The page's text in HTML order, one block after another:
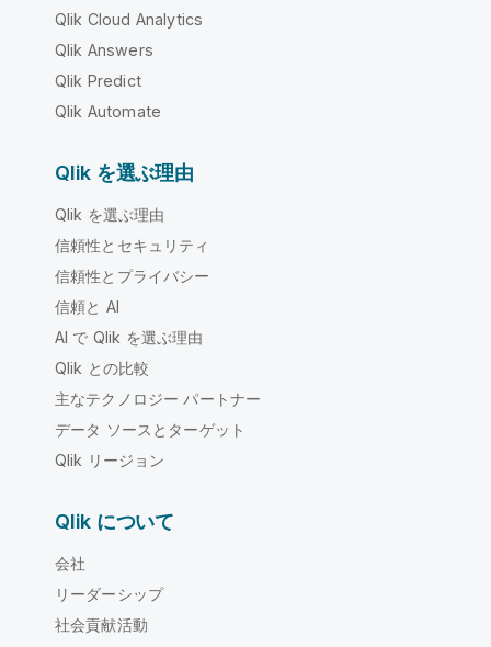
Qlik Cloud Analytics
Qlik Answers
Qlik Predict
Qlik Automate
Qlik を選ぶ理由
Qlik を選ぶ理由
信頼性とセキュリティ
信頼性とプライバシー
信頼と AI
AI で Qlik を選ぶ理由
Qlik との比較
主なテクノロジー パートナー
データ ソースとターゲット
Qlik リージョン
Qlik について
会社
リーダーシップ
社会貢献活動